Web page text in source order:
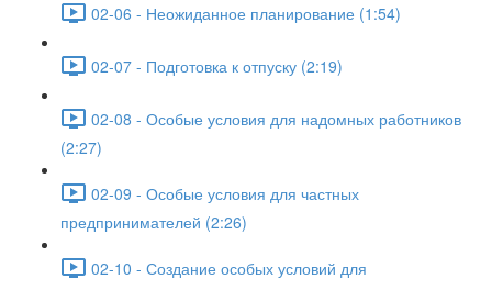
02-06 - Неожиданное планирование (1:54)
02-07 - Подготовка к отпуску (2:19)
02-08 - Особые условия для надомных работников
(2:27)
02-09 - Особые условия для частных
предпринимателей (2:26)
02-10 - Создание особых условий для